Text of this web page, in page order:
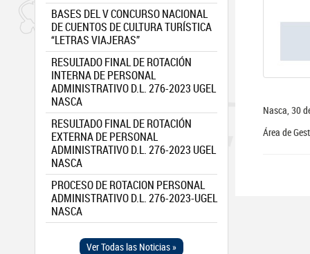
BASES DEL V CONCURSO NACIONAL
DE CUENTOS DE CULTURA TURÍSTICA
“LETRAS VIAJERAS”
RESULTADO FINAL DE ROTACIÓN
INTERNA DE PERSONAL
ADMINISTRATIVO D.L. 276-2023 UGEL
NASCA
RESULTADO FINAL DE ROTACIÓN
EXTERNA DE PERSONAL
ADMINISTRATIVO D.L. 276-2023 UGEL
NASCA
PROCESO DE ROTACION PERSONAL
ADMINISTRATIVO D.L. 276-2023-UGEL
NASCA
Ver Todas las Noticias »
Nasca, 30
Área de